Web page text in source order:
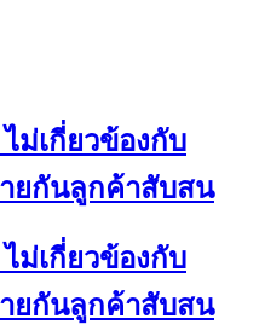
ไม่เกี่ยวข้องกับ
ยกันลูกค้าสับสน
ไม่เกี่ยวข้องกับ
ยกันลูกค้าสับสน